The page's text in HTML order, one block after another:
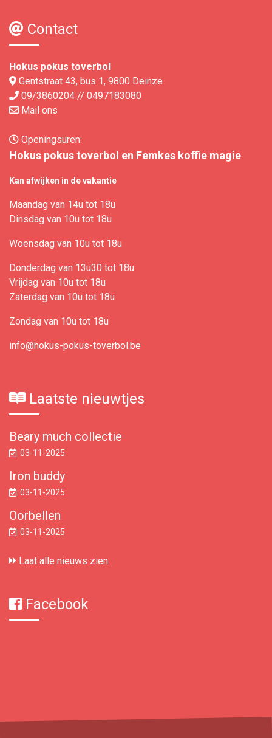
Contact
Hokus pokus toverbol
Gentstraat 43, bus 1, 9800 Deinze
09/3860204 // 0497183080
Mail ons
Openingsuren:
Hokus pokus toverbol en Femkes koffie magie
Kan afwijken in de vakantie
Maandag van 14u tot 18u
Dinsdag van 10u tot 18u
Woensdag van 10u tot 18u
Donderdag van 13u30 tot 18u
Vrijdag van 10u tot 18u
Zaterdag van 10u tot 18u
Zondag van 10u tot 18u
info@hokus-pokus-toverbol.be
Laatste nieuwtjes
Beary much collectie
03-11-2025
Iron buddy
03-11-2025
Oorbellen
03-11-2025
Laat alle nieuws zien
Facebook